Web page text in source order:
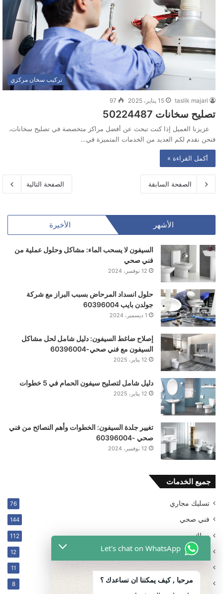
تركيب سخان مركزي
taslik majari 15 يناير، 2025 97
تصليح سخانات ‭50224487‬
عزيزنا العميل إذا كنت تبحث عن أفضل مراكز متخصصة في تصليح سخانات،
فنحن نقدم لكم العديد من الخدمات المتميزة في…
أكمل القراءة »
الصفحة السابقة الصفحة التالية
الأشهر الأخيرة
السيفون لا يسحب الماء: مشاكل وحلول عملية من
فني صحي
12 نوفمبر، 2024
حلول انسداد المرحاض بسبب البراز مع شركة
جولدن بايب 60396004
1 ديسمبر، 2024
إصلاح ضاغط السيفون: دليل شامل لحل مشاكل
السيفون مع فني صحي-60396004
12 يناير، 2025
دليل شامل لتصليح سيفون الحمام في 5 خطوات
12 يناير، 2025
تغيير جلدة السيفون: الخطوات وأهم النصائح من فني
صحي -60396004
12 نوفمبر، 2024
جميع الخدمات
تسليك مجاري 76
فني صحي 144
سباك 112
ترکیب فلتر 12
11
كهربائي 8
Let's chat on WhatsApp
مرحبا , كيف يمكننا ان نساعدك ؟